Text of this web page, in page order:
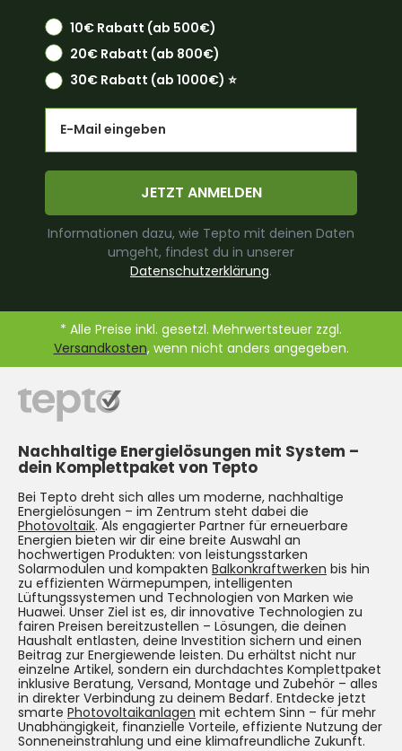
10€ Rabatt (ab 500€)
20€ Rabatt (ab 800€)
30€ Rabatt (ab 1000€) ⭐️
JETZT ANMELDEN
Informationen dazu, wie Tepto mit deinen Daten
umgeht, findest du in unserer
Datenschutzerklärung.
* Alle Preise inkl. gesetzl. Mehrwertsteuer zzgl.
Versandkosten, wenn nicht anders angegeben.
Nachhaltige Energielösungen mit System –
dein Komplettpaket von Tepto
Bei Tepto dreht sich alles um moderne, nachhaltige
Energielösungen – im Zentrum steht dabei die
Photovoltaik. Als engagierter Partner für erneuerbare
Energien bieten wir dir eine breite Auswahl an
hochwertigen Produkten: von leistungsstarken
Solarmodulen und kompakten Balkonkraftwerken bis hin
zu effizienten Wärmepumpen, intelligenten
Lüftungssystemen und Technologien von Marken wie
Huawei. Unser Ziel ist es, dir innovative Technologien zu
fairen Preisen bereitzustellen – Lösungen, die deinen
Haushalt entlasten, deine Investition sichern und einen
Beitrag zur Energiewende leisten. Du erhältst nicht nur
einzelne Artikel, sondern ein durchdachtes Komplettpaket
inklusive Beratung, Versand, Montage und Zubehör – alles
in direkter Verbindung zu deinem Bedarf. Entdecke jetzt
smarte Photovoltaikanlagen mit echtem Sinn – für mehr
Unabhängigkeit, finanzielle Vorteile, effiziente Nutzung der
Sonneneinstrahlung und eine klimafreundliche Zukunft.